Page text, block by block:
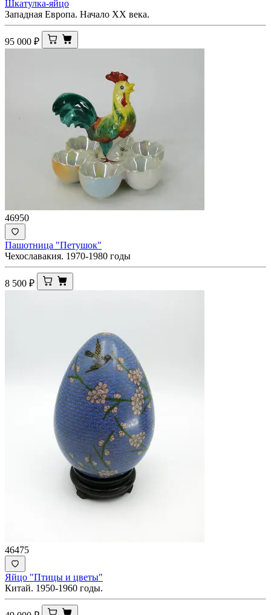
Шкатулка-яйцо
Западная Европа. Начало ХХ века.
95 000 ₽
46950
Пашотница "Петушок"
Чехославакия. 1970-1980 годы
8 500 ₽
46475
Яйцо "Птицы и цветы"
Китай. 1950-1960 годы.